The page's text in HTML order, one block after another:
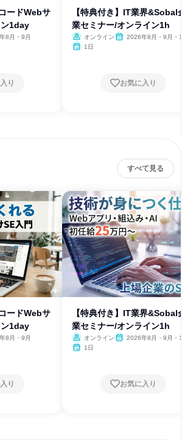
ードWebサ
1day
8月・9月
り
【特典付き】IT業界&Sobal
業セミナー/オンライン1h
オンライン
2026年8月・9月・
1日
お気に入り
すべて見る
ードWebサ
1day
8月・9月
り
【特典付き】IT業界&Sobal
業セミナー/オンライン1h
オンライン
2026年8月・9月・
1日
お気に入り